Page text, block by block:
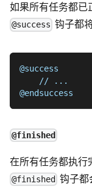
如果所有任务都已
@success 钩子都
@success
    // ...
@endsuccess
@finished
在所有任务都执行
@finished 钩子